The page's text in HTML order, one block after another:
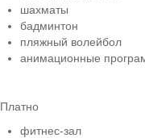
шахматы
бадминтон
пляжный волейбол
анимационные
Платно
фитнес-зал